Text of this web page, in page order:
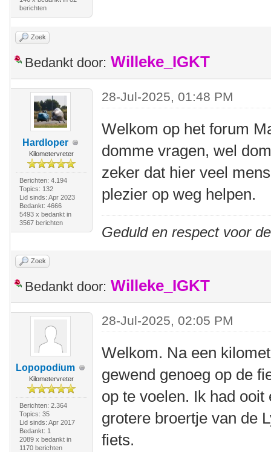
berichten
Zoek
Bedankt door: Willeke_IGKT
Hardloper
Kilometervreter
Berichten: 4.194
Topics: 132
Lid sinds: Apr 2023
Bedankt: 4666
5493 x bedankt in
3567 berichten
28-Jul-2025, 01:48 PM
Welkom op het forum
domme vragen, wel
zeker dat hier veel
plezier op weg helpen.
Geduld en respect voor
Zoek
Bedankt door: Willeke_IGKT
Lopopodium
Kilometervreter
Berichten: 2.364
Topics: 35
Lid sinds: Apr 2017
Bedankt: 1
2089 x bedankt in
1170 berichten
28-Jul-2025, 02:05 PM
Welkom. Na een
gewend genoeg op de
op te voelen. Ik had
grotere broertje van de
fiets.